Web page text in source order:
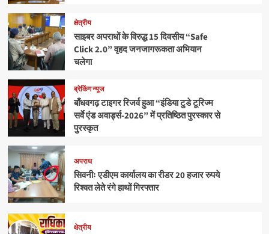
क्षेत्रीय
साइबर अपराधों के विरुद्ध 15 दिवसीय “Safe
Click 2.0” वृहद जनजागरूकता अभियान
चलेगा
ब्रेकिंग न्यूज
बाँधवगढ़ टाइगर रिजर्व हुआ “इंडिया टुडे टूरिज्म
सर्वे एंड अवार्ड्स-2026” में प्रतिष्ठित पुरस्कार से
पुरस्कृत
अपराध
सिवनीः एडीएम कार्यालय का रीडर 20 हजार रुपये
रिश्वत लेते रंगे हाथों गिरफ्तार
क्षेत्रीय